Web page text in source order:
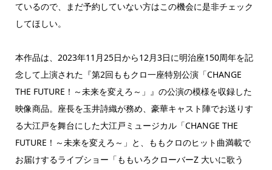
ているので、まだ予約していない方はこの機会に是非チェック
してほしい。
本作品は、2023年11月25日から12月3日に明治座150周年を記
念して上演された『第2回ももクロ一座特別公演「CHANGE
THE FUTURE！～未来を変えろ～」』の公演の模様を収録した
映像商品。座長を玉井詩織が務め、豪華キャスト陣でお送りす
る大江戸を舞台にした大江戸ミュージカル「CHANGE THE
FUTURE！～未来を変えろ～」と、ももクロのヒット曲満載で
お届けするライブショー「ももいろクローバーZ 大いに歌う